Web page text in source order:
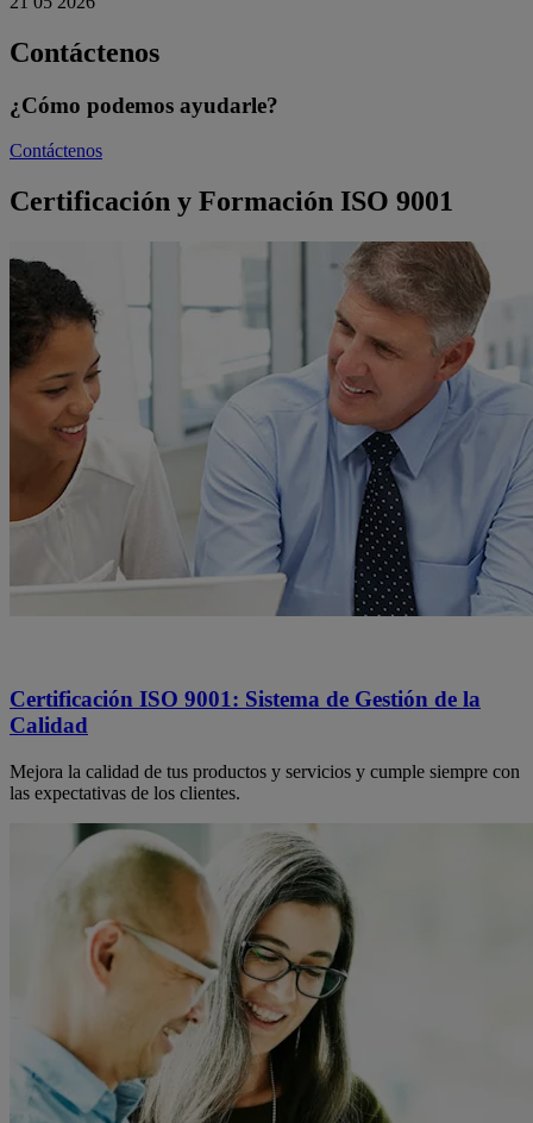
Contáctenos
¿Cómo podemos ayudarle?
Contáctenos
Certificación y Formación ISO 9001
Certificación ISO 9001: Sistema de Gestión de la
Calidad
Mejora la calidad de tus productos y servicios y cumple siempre con
las expectativas de los clientes.